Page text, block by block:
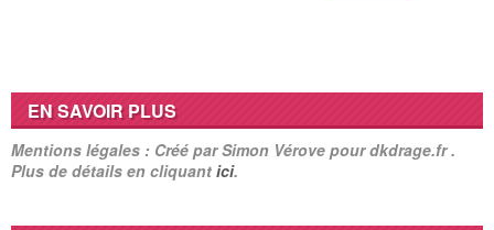
EN SAVOIR PLUS
Mentions légales : Créé par Simon Vérove pour dkdrage.fr .
Plus de détails en cliquant ici.